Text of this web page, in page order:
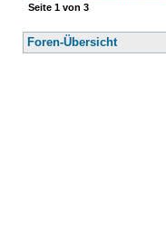
Seite 1 von 3
Foren-Übersicht